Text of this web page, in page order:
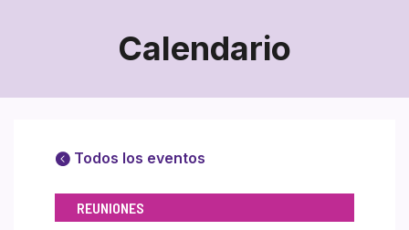
Calendario
Todos los eventos
REUNIONES